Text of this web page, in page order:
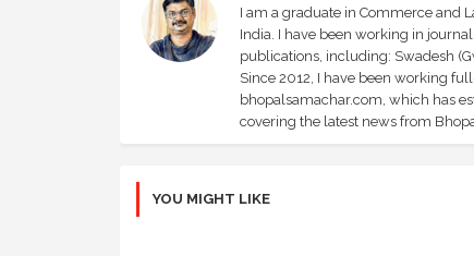
I am a graduate in Commerce and
India. I have been working in
publications, including: Swadesh
Since 2012, I have been working
bhopalsamachar.com, which has
covering the latest news from
YOU MIGHT LIKE